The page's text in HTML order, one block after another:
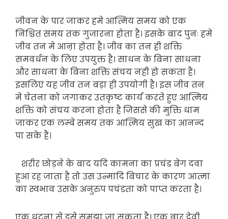
जीवन के पार जाकर हमे आत्मिय समय को एक
निश्चित समय तक गुजारना होता है। इसके बाद पुनः हमे
जीव तन मे आऩा होता है। जीव का तन ही शक्ति
समवर्धन के लिए उपयुक्त है। साधन के बिना साधना
और साधना के बिना शक्ति संचय नही हो सकता है।
इसलिए यह जीव तन बड़ा ही उपयोगी है। इस जीव तन
मे चेतना को जगाकर उतकृष्ट कार्य करते हुए आत्मिय
शक्ति को संचय करना होता है जिससे की मुक्ति धाम
जाकर एक लम्बे समय तक आत्मिय सुख का आनन्द
पा सके है।
शरीर छोड़ने के बाद यदि कामना का प्रचंड बेग दवा
हुआ रह जाता है तो उस उन्मादि बिचार के कारण आत्मा
का स्वभाव उसके अनुरुप पचंडता को पाप्त करता है।